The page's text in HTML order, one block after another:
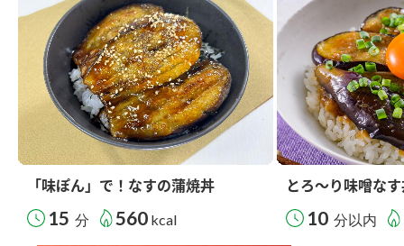
「味ぽん」で！なすの蒲焼丼
15 分 560 kcal
とろ～り味噌な
10 分以内